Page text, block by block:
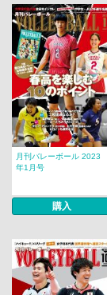
月刊バレーボール 2023
年1月号
購入